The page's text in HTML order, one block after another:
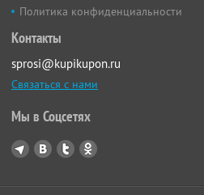
Политика конфиденциальности
Контакты
sprosi@kupikupon.ru
Связаться с нами
Мы в Соцсетях